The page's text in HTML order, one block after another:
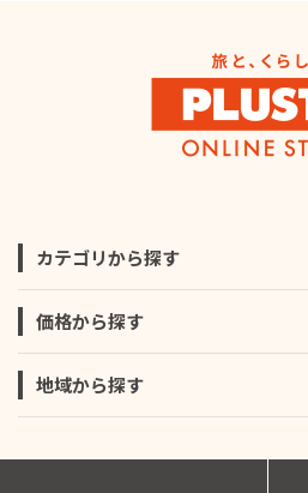
カテゴリから探す
価格から探す
地域から探す